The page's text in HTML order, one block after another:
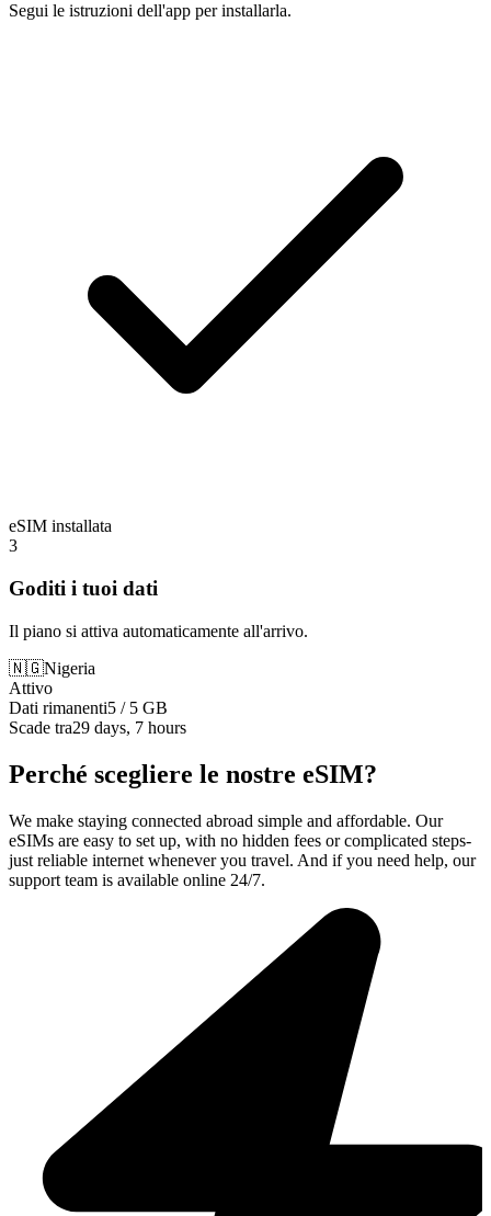
Segui le istruzioni dell'app per installarla.
eSIM installata
3
Goditi i tuoi dati
Il piano si attiva automaticamente all'arrivo.
🇳🇬Nigeria
Attivo
Dati rimanenti5 / 5 GB
Scade tra29 days, 7 hours
Perché scegliere le nostre eSIM?
We make staying connected abroad simple and affordable. Our
eSIMs are easy to set up, with no hidden fees or complicated steps-
just reliable internet whenever you travel. And if you need help, our
support team is available online 24/7.